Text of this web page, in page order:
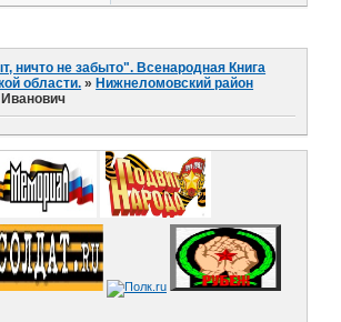
ничто не забыто". Всенародная Книга
области. » Нижнеломовский район